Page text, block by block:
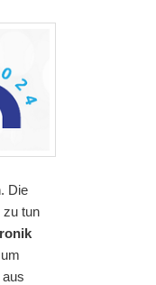
Die
zu tun